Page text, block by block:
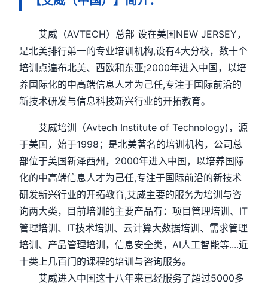
艾威（AVTECH）总部 设在美国NEW JERSEY，
是北美排行弟一的专业培训机构,设有4大分校，数十个
培训点遍布北美、西欧和东亚;2000年进入中国，以培
养国际化的中高端信息人才为己任,专注于国际前沿的
新技术研发与信息科技新兴行业的开拓教育。
艾威培训（Avtech Institute of Technology)，源
于美国，始于1998；是北美著名的培训机构，公司总
部位于美国新泽西州，2000年进入中国，以培养国际
化的中高端信息人才为己任,专注于国际前沿的新技术
研发新兴行业的开拓教育,艾威主要的服务为培训与咨
询两大类，目前培训的主要产品有：项目管理培训、IT
管理培训、IT技术培训、云计算大数据培训、需求管理
培训、产品管理培训，信息安全类，AI人工智能等....近
十类上几百门的课程的培训与咨询服务。
艾威进入中国这十八年来已经服务了超过5000多